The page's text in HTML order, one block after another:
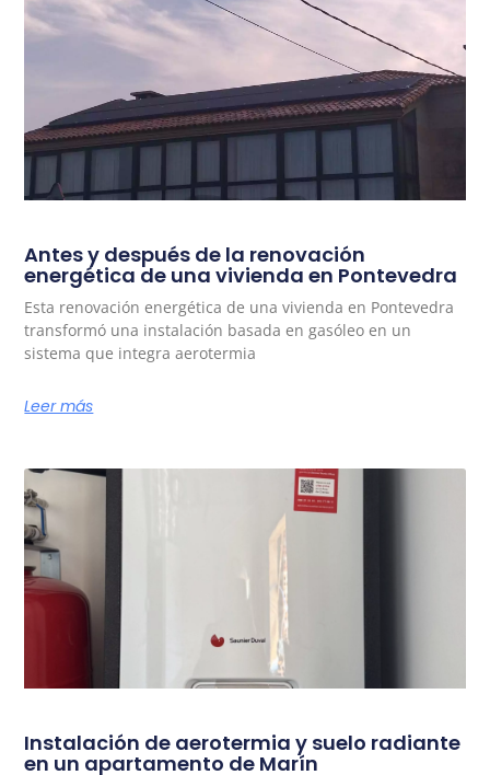
Antes y después de la renovación
energética de una vivienda en Pontevedra
Esta renovación energética de una vivienda en Pontevedra
transformó una instalación basada en gasóleo en un
sistema que integra aerotermia
Leer más
Instalación de aerotermia y suelo radiante
en un apartamento de Marín